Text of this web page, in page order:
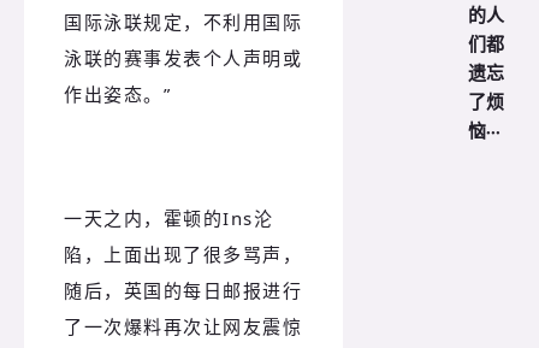
国际泳联规定，不利用国际
泳联的赛事发表个人声明或
作出姿态。 ”
一天之内，霍顿的Ins沦
陷，上面出现了很多骂声，
随后，英国的每日邮报进行
了一次爆料再次让网友震惊
的人
们都
遗忘
了烦
恼···